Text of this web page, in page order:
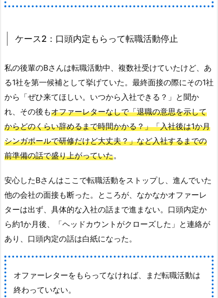
ケース2：口頭内定もらって転職活動停止
私の後輩のBさんは転職活動中、複数社受けていたけど、あ
る1社を第一候補として挙げていた。最終面接の際にその1社
から「ぜひ来てほしい。いつから入社できる？」と聞か
れ、その後もオファーレターなしで「退職の意思を示して
からどのくらい辞めるまで時間かかる？」「入社後は1か月
シンガポールで研修だけど大丈夫？」など入社するまでの
前準備の話で盛り上がっていた。
安心したBさんはここで転職活動をストップし、進んでいた
他の会社の面接も断った。ところが、なかなかオファーレ
ターは出ず、具体的な入社の話まで進まない。口頭内定か
ら約1か月後、「ヘッドカウントがクローズした」と連絡が
あり、口頭内定の話は白紙になった。
オファーレターをもらってなければ、まだ転職活動は
終わっていない。